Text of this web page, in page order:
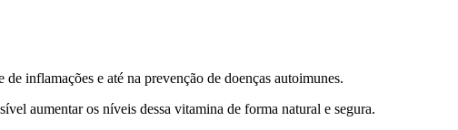
inflamações e até na prevenção de doenças autoimunes.
aumentar os níveis dessa vitamina de forma natural e segura.